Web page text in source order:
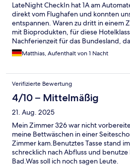
LateNight CheckIn hat 1A am
direkt vom Flughafen und konnten
entspannen. Waren zu dritt in einem
mit Bioprodukten, für diese
Nachferienzeit für das Bundesland,
Frühstück. Falls wir mal wieder ab
Adresse die wir sicherlich wieder
Matthias, Aufenthalt von 1 Nacht
Verifizierte Bewertung
4/10 – Mittelmäßig
21. Aug. 2025
Mein Zimmer 326 war nicht
meine Bettwäschen in einer
Zimmer kam.Benutztes Tasse stand
schrecklich nach Abfluss und
Bad.Was soll ich noch sagen Leute.